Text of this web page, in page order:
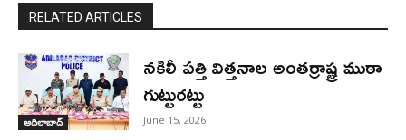
RELATED ARTICLES
ఆదిలాబాద్
నకిలీ పత్తి విత్తనాల అంతర్రాష్ట్ర ముఠా
గుట్టురట్టు
June 15, 2026